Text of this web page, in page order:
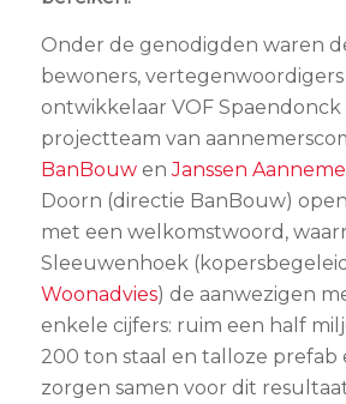
Onder de genodigden waren
bewoners, vertegenwoordigers
ontwikkelaar VOF
projectteam van
BanBouwenJanssen
Doorn (directie BanBouw)
met een welkomstwoord,
Sleeuwenhoek
Woonadvies) de aanwezigen
enkele cijfers: ruim een half
200 ton staal en talloze prefab
zorgen samen voor dit